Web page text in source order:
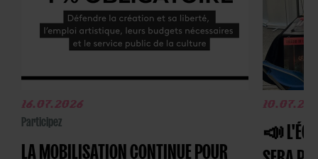
16.07.2026
Participez
LA MOBILISATION CONTINUE POUR
📣